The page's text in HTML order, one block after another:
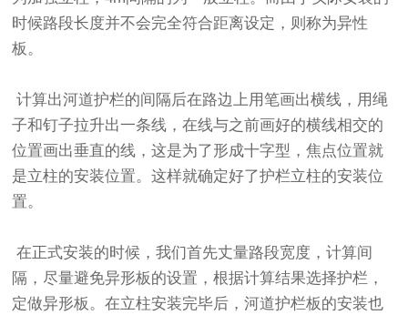
时候路段长度并不会完全符合距离设定，则称为异性
板。
计算出河道护栏的间隔后在路边上用笔画出横线，用绳
子和钉子拉升出一条线，在线与之前画好的横线相交的
位置画出垂直的线，这是为了形成十字型，焦点位置就
是立柱的安装位置。这样就确定好了护栏立柱的安装位
置。
在正式安装的时候，我们首先丈量路段宽度，计算间
隔，尽量避免异形板的设置，根据计算结果选择护栏，
定做异形板。在立柱安装完毕后，河道护栏板的安装也